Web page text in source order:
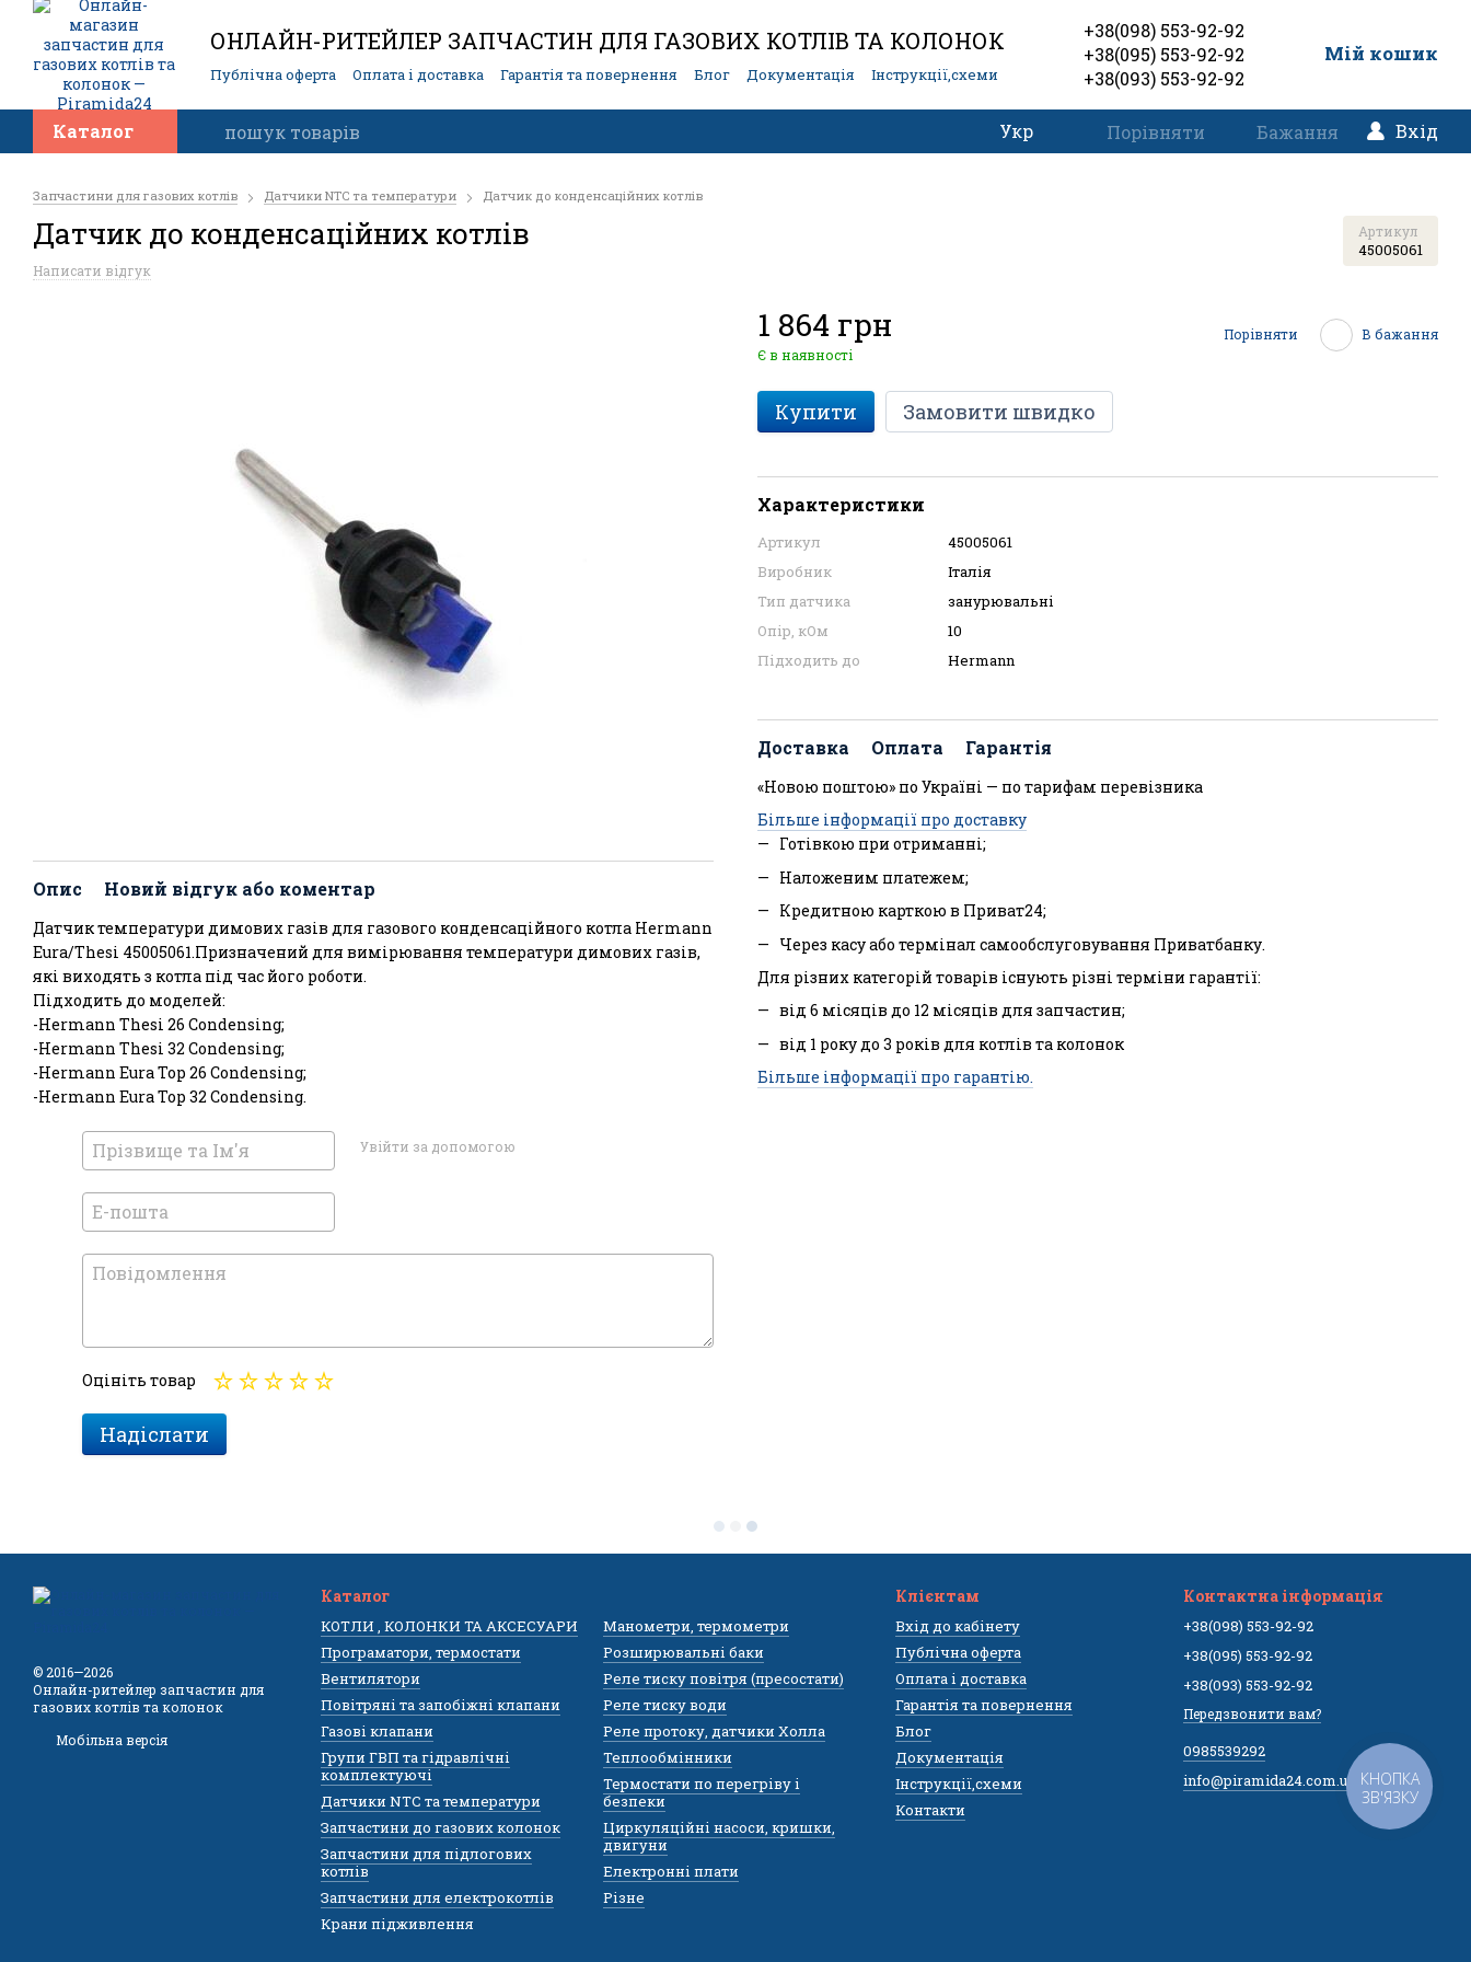
ОНЛАЙН-РИТЕЙЛЕР ЗАПЧАСТИН ДЛЯ ГАЗОВИХ КОТЛІВ ТА КОЛОНОК
Публічна оферта Оплата і доставка Гарантія та повернення Блог Документація
Інструкції,схеми
+38(098) 553-92-92
+38(095) 553-92-92
+38(093) 553-92-92
Мій кошик
Каталог Укр Порівняти Бажання Вхід
Запчастини для газових котлів Датчики NTC та температури Датчик до конденсаційних котлів
Датчик до конденсаційних котлів Артикул
45005061
Написати відгук
Опис Новий відгук або коментар
Датчик температури димових газів для газового конденсаційного котла Hermann
Eura/Thesi 45005061.Призначений для вимірювання температури димових газів,
які виходять з котла під час його роботи.
Підходить до моделей:
-Hermann Thesi 26 Condensing;
-Hermann Thesi 32 Condensing;
-Hermann Eura Top 26 Condensing;
-Hermann Eura Top 32 Condensing.
Увійти за допомогою
Оцініть товар
Надіслати
1 864 грн
Є в наявності
Порівняти В бажання
Купити Замовити швидко
Характеристики
Артикул
45005061
Виробник
Італія
Тип датчика
занурювальні
Опір, кОм
10
Підходить до
Hermann
Доставка Оплата Гарантія
«Новою поштою» по Україні — по тарифам перевізника
Більше інформації про доставку
Готівкою при отриманні;
Наложеним платежем;
Кредитною карткою в Приват24;
Через касу або термінал самообслуговування Приватбанку.
Для різних категорій товарів існують різні терміни гарантії:
від 6 місяців до 12 місяців для запчастин;
від 1 року до 3 років для котлів та колонок
Більше інформації про гарантію.
© 2016—2026
Онлайн-ритейлер запчастин для
газових котлів та колонок
Мобільна версія
Каталог
КОТЛИ , КОЛОНКИ ТА АКСЕСУАРИ
Програматори, термостати
Вентилятори
Повітряні та запобіжні клапани
Газові клапани
Групи ГВП та гідравлічні
комплектуючі
Датчики NTC та температури
Запчастини до газових колонок
Запчастини для підлогових
котлів
Запчастини для електрокотлів
Крани підживлення
Манометри, термометри
Розширювальні баки
Реле тиску повітря (пресостати)
Реле тиску води
Реле протоку, датчики Холла
Теплообмінники
Термостати по перегріву і
безпеки
Циркуляційні насоси, кришки,
двигуни
Електронні плати
Різне
Клієнтам
Вхід до кабінету
Публічна оферта
Оплата і доставка
Гарантія та повернення
Блог
Документація
Інструкції,схеми
Контакти
Контактна інформація
+38(098) 553-92-92
+38(095) 553-92-92
+38(093) 553-92-92
Передзвонити вам?
0985539292
info@piramida24.com.ua
КНОПКА
ЗВ'ЯЗКУ